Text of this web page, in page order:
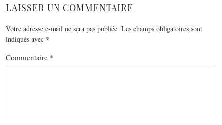
LAISSER UN COMMENTAIRE
Votre adresse e-mail ne sera pas publiée. Les champs obligatoires sont
indiqués avec *
Commentaire *